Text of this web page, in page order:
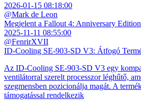
2026-01-15 08:18:00
@Mark de Leon
Megjelent a Fallout 4: Anniversary Edition
2025-11-11 08:55:00
@FenrirXVII
ID-Cooling SE-903-SD V3: Átfogó
Az ID-Cooling SE-903-SD V3 egy
ventilátorral szerelt processzor léghűtő,
szegmensben pozicionálja magát. A
támogatással rendelkezik